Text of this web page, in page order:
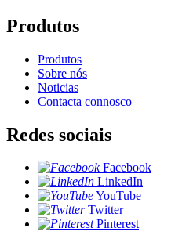
Produtos
Produtos
Sobre nós
Noticias
Contacta connosco
Redes sociais
Facebook
LinkedIn
YouTube
Twitter
Pinterest